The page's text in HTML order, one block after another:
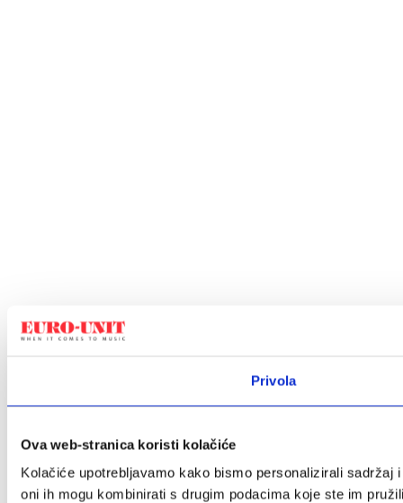
Privola
Ova web-stranica koristi kolačiće
Kolačiće upotrebljavamo kako bismo personalizirali
oni ih mogu kombinirati s drugim podacima koje ste im